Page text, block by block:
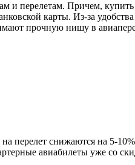
и перелетам. Причем,
карты. Из-за
прочную нишу в
перелет снижаются на 5-
авиабилеты уже со